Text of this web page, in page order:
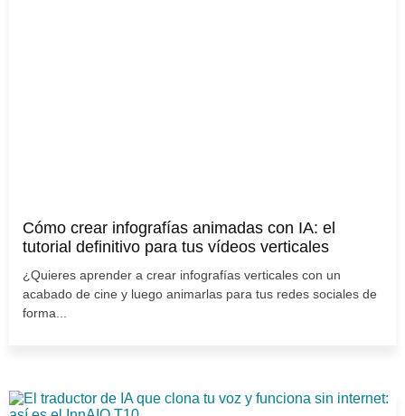
Cómo crear infografías animadas con IA: el
tutorial definitivo para tus vídeos verticales
¿Quieres aprender a crear infografías verticales con un
acabado de cine y luego animarlas para tus redes sociales de
forma...